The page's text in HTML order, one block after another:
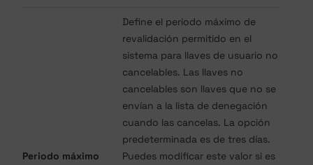
Periodo máximo
Define el periodo máximo de
revalidación permitido en el
sistema para llaves de usuario no
cancelables. Las llaves no
cancelables son llaves que no se
envían a la lista de denegación
cuando las cancelas. La opción
predeterminada es de tres días.
Puedes modificar este valor si es